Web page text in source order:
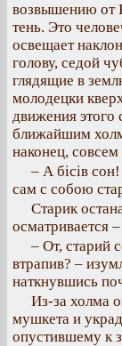
возвышению от
тень. Это
освещает
голову, седой
глядящие в
молодецки
движения этого
ближайшим
наконец, совсем
– А бісів
сам с собою
Старик
осматривается
– От, старий
втрапив? –
наткнувшись
Из-за холма
мушкета и
опустившему к